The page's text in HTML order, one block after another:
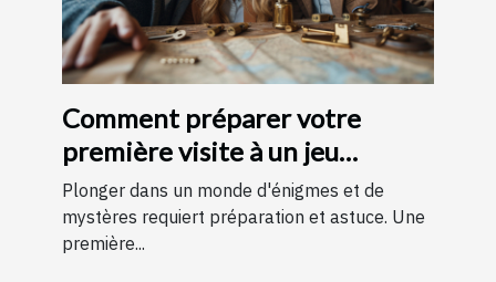
Comment préparer votre
première visite à un jeu
d'évasion : conseils et astuces
pour une expérience
mémorable
Plonger dans un monde d'énigmes et de
mystères requiert préparation et astuce. Une
première...